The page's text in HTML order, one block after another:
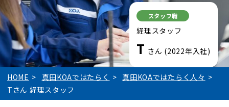
スタッフ職
経理スタッフ
T さん (2022年入社)
HOME 真田KOAではたらく
真田KOAではたらく人々
Tさん 経理スタッフ